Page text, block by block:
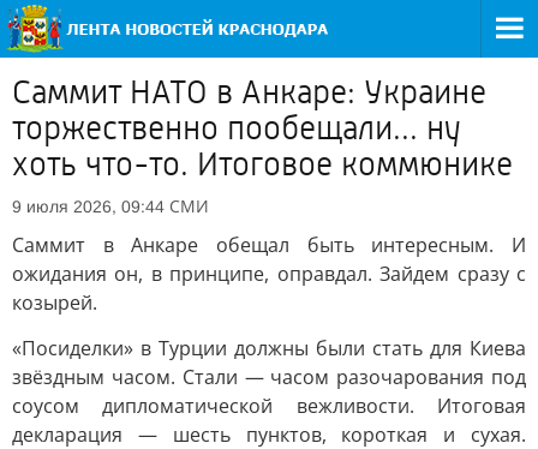
Саммит НАТО в Анкаре: Украине
торжественно пообещали... ну
хоть что-то. Итоговое коммюнике
9 июля 2026, 09:44 СМИ
Саммит в Анкаре обещал быть интересным. И
ожидания он, в принципе, оправдал. Зайдем сразу с
козырей.
«Посиделки» в Турции должны были стать для Киева
звёздным часом. Стали — часом разочарования под
соусом дипломатической вежливости. Итоговая
декларация — шесть пунктов, короткая и сухая.